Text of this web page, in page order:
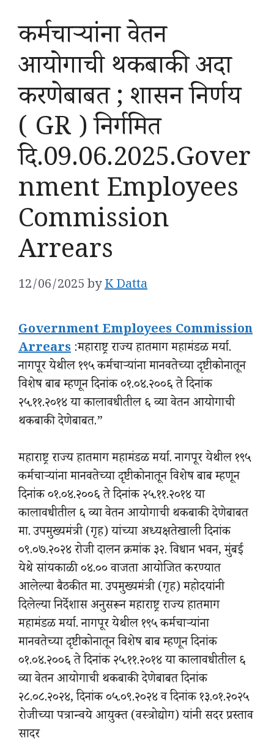
कर्मचाऱ्यांना वेतन
आयोगाची थकबाकी अदा
करणेबाबत ; शासन निर्णय
( GR ) निर्गमित
दि.09.06.2025.Gover
nment Employees
Commission
Arrears
12/06/2025byK Datta
Government Employees Commission
Arrears :महाराष्ट्र राज्य हातमाग महामंडळ मर्या.
नागपूर येथील १९५ कर्मचाऱ्यांना मानवतेच्या दृष्टीकोनातून
विशेष बाब म्हणून दिनांक ०१.०४.२००६ ते दिनांक
२५.११.२०१४ या कालावधीतील ६ व्या वेतन आयोगाची
थकबाकी देणेबाबत.”
महाराष्ट्र राज्य हातमाग महामंडळ मर्या. नागपूर येथील १९५
कर्मचाऱ्यांना मानवतेच्या दृष्टीकोनातून विशेष बाब म्हणून
दिनांक ०१.०४.२००६ ते दिनांक २५.११.२०१४ या
कालावधीतील ६ व्या वेतन आयोगाची थकबाकी देणेबाबत
मा. उपमुख्यमंत्री (गृह) यांच्या अध्यक्षतेखाली दिनांक
०९.०७.२०२४ रोजी दालन क्रमांक ३२. विधान भवन, मुंबई
येथे सांयकाळी ०४.०० वाजता आयोजित करण्यात
आलेल्या बैठकीत मा. उपमुख्यमंत्री (गृह) महोदयांनी
दिलेल्या निर्देशास अनुसरून महाराष्ट्र राज्य हातमाग
महामंडळ मर्या. नागपूर येथील १९५ कर्मचाऱ्यांना
मानवतेच्या दृष्टीकोनातून विशेष बाब म्हणून दिनांक
०१.०४.२००६ ते दिनांक २५.११.२०१४ या कालावधीतील ६
व्या वेतन आयोगाची थकबाकी देणेबाबत दिनांक
२८.०८.२०२४, दिनांक ०५.०९.२०२४ व दिनांक १३.०१.२०२५
रोजीच्या पत्रान्वये आयुक्त (वस्त्रोद्योग) यांनी सदर प्रस्ताव
सादर